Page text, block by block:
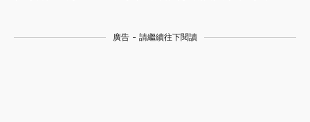
廣告 - 請繼續往下閱讀